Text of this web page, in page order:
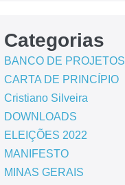
Categorias
BANCO DE PROJETOS
CARTA DE PRINCÍPIO
Cristiano Silveira
DOWNLOADS
ELEIÇÕES 2022
MANIFESTO
MINAS GERAIS